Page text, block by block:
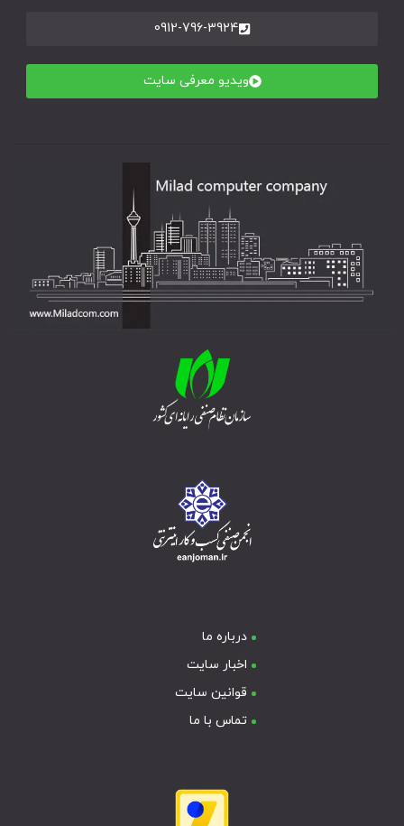
0912-796-3924
ویدیو معرفی سایت
درباره ما
اخبار سایت
قوانین سایت
تماس با ما